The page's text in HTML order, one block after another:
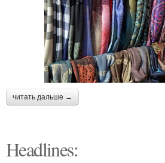
читать дальше →
Headlines: